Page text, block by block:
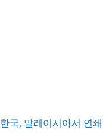
한국, 말레이시아서 연